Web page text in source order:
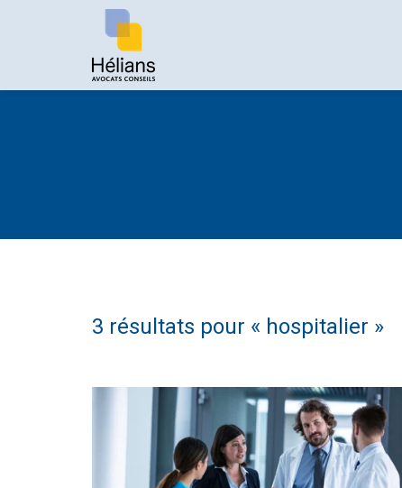
3 résultats pour « hospitalier »